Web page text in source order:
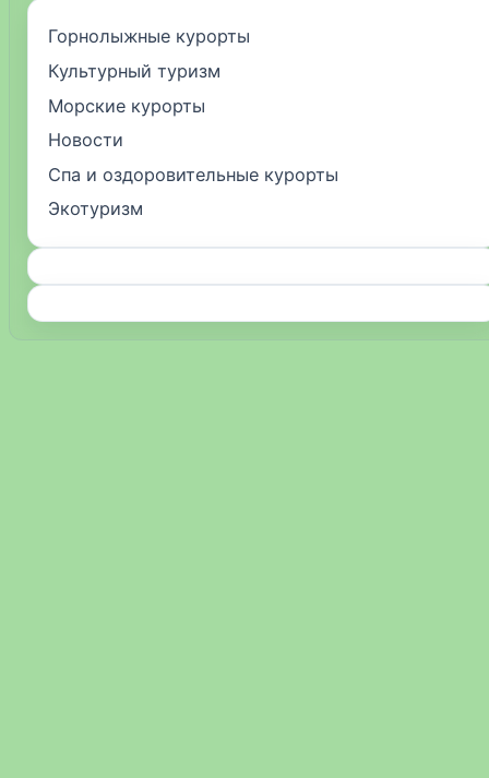
Горнолыжные курорты
Культурный туризм
Морские курорты
Новости
Спа и оздоровительные курорты
Экотуризм